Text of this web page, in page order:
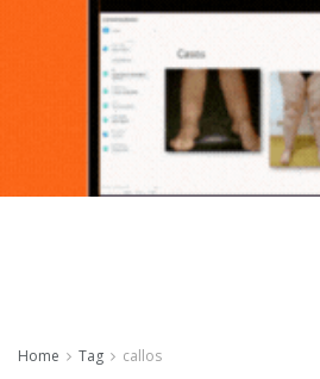
Home Tag callos